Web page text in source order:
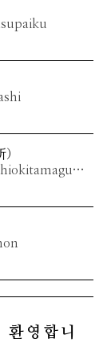
kozakurakan（kyuunishiokitamagunyakusyo）
영합니